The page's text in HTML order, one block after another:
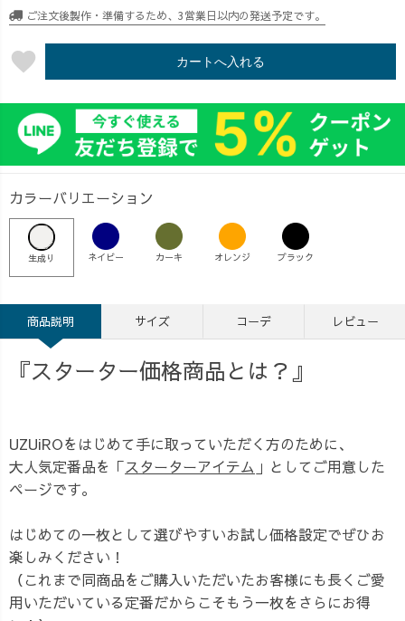
ご注文後製作・準備するため、3営業日以内の発送予定です。
favorite カートへ入れる
カラーバリエーション
生成り ネイビー カーキ オレンジ ブラック
商品説明 サイズ コーデ レビュー
『スターター価格商品とは？』
UZUiROをはじめて手に取っていただく方のために、
大人気定番品を「スターターアイテム 」としてご用意した
ページです。
はじめての一枚として選びやすいお試し価格設定でぜひお
楽しみください！
（これまで同商品をご購入いただいたお客様にも長くご愛
用いただいている定番だからこそもう一枚をさらにお得